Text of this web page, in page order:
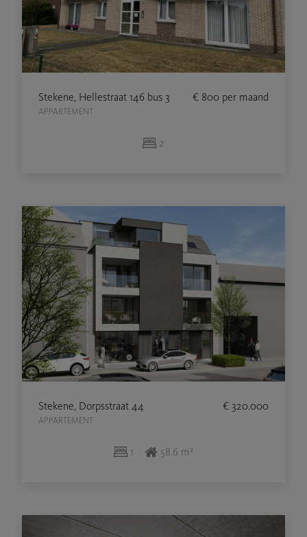
Stekene, Hellestraat 146 bus 3
APPARTEMENT
€ 800 per maand
2
Stekene, Dorpsstraat 44
APPARTEMENT
€ 320.000
1 58.6 m²